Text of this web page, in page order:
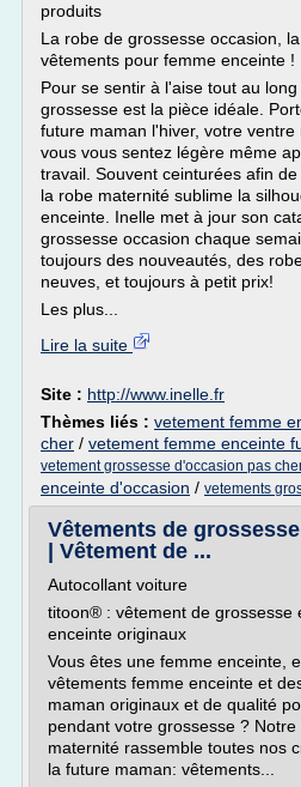
produits
La robe de grossesse occasion,
vêtements pour femme enceinte !
Pour se sentir à l'aise tout au
grossesse est la pièce idéale.
future maman l'hiver, votre
vous vous sentez légère même
travail. Souvent ceinturées afin
la robe maternité sublime la
enceinte. Inelle met à jour son
grossesse occasion chaque
toujours des nouveautés, des
neuves, et toujours à petit prix!
Les plus...
Lire la suite
Site : http://www.inelle.fr
Thèmes liés : vetement femme
cher / vetement femme enceinte
vetement grossesse d'occasion pas
enceinte d'occasion / vetements
Vêtements de
| Vêtement de ...
Autocollant voiture
titoon® : vêtement de grossesse
enceinte originaux
Vous êtes une femme enceinte,
vêtements femme enceinte et
maman originaux et de qualité
pendant votre grossesse ?
maternité rassemble toutes nos
la future maman: vêtements...